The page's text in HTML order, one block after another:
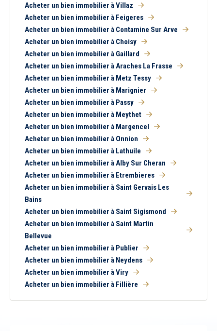
Piscine
Garage
Parking
Chambre au rez-de-
chaussée
Acheter un bien immobilier à Villaz
Acheter un bien immobilier à Feigeres
Acheter un bien immobilier à Contamine Sur Arve
Acheter un bien immobilier à Choisy
Acheter un bien immobilier à Gaillard
Acheter un bien immobilier à Araches La Frasse
Acheter un bien immobilier à Metz Tessy
Acheter un bien immobilier à Marignier
Acheter un bien immobilier à Passy
Acheter un bien immobilier à Meythet
Acheter un bien immobilier à Margencel
Acheter un bien immobilier à Onnion
Acheter un bien immobilier à Lathuile
Acheter un bien immobilier à Alby Sur Cheran
Acheter un bien immobilier à Etrembieres
Acheter un bien immobilier à Saint Gervais Les
Bains
Acheter un bien immobilier à Saint Sigismond
Acheter un bien immobilier à Saint Martin
Bellevue
Acheter un bien immobilier à Publier
Acheter un bien immobilier à Neydens
Acheter un bien immobilier à Viry
Acheter un bien immobilier à Fillière